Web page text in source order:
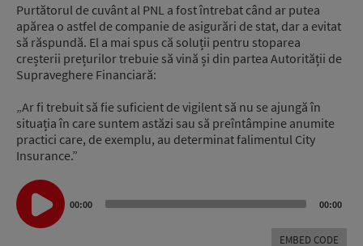
Purtătorul de cuvânt al PNL a fost întrebat când ar putea
apărea o astfel de companie de asigurări de stat, dar a evitat
să răspundă. El a mai spus că soluții pentru stoparea
creșterii prețurilor trebuie să vină și din partea Autorității de
Supraveghere Financiară:
„Ar fi trebuit să fie suficient de vigilent să nu se ajungă în
situația în care suntem astăzi sau să preîntâmpine anumite
practici care, de exemplu, au determinat falimentul City
Insurance.”
Audio
Player
00:00 00:00
EMBED CODE